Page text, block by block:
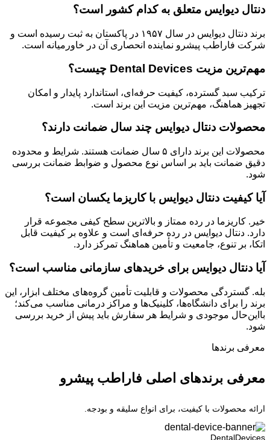
دنتال دیوایس متعلق به کدام کشور است؟
برند دنتال دیوایس در سال ۱۹۵۷ در پاکستان به ثبت رسیده است و
شرکت فاراطب پیشرو نماینده انحصاری آن در خاورمیانه است.
مهم‌ترین مزیت Dental Devices چیست؟
ترکیب سبد گسترده، کیفیت حرفه‌ای، استاندارد پایدار و امکان
تجهیز هماهنگ، مهم‌ترین مزیت این برند است.
محصولات دنتال دیوایس چند سال ضمانت دارند؟
محصولات این برند دارای ۵ سال ضمانت هستند. شرایط و محدوده
دقیق ضمانت باید بر اساس نوع محصول و ضوابط ضمانت بررسی
شود.
آیا کیفیت دنتال دیوایس با کاریزما یکسان است؟
خیر. کاریزما در رده ممتاز و بالاترین سطح کیفی مجموعه قرار
دارد. دنتال دیوایس در رده حرفه‌ای است و علاوه بر کیفیت قابل
اتکا، بر تنوع، جامعیت و تأمین هماهنگ تمرکز دارد.
آیا دنتال دیوایس برای خریدهای سازمانی مناسب است؟
بله. گستردگی محصولات و قابلیت تأمین گروه‌های مختلف ابزار، این
برند را برای دانشگاه‌ها، کلینیک‌ها و مراکز درمانی مناسب می‌کند؛
بااین‌حال موجودی و شرایط هر سفارش باید پیش از خرید بررسی
شود.
معرفی برند‌ها
معرفی برندهای اصلی فاراطب پیشرو
ارائه محصولات با کیفیت، برای انواع سلیقه و بودجه.
DentalDevices